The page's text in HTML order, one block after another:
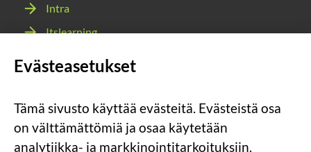
Intra
Itslearning
Sosiaalinen
media:
Sosiaalinen
media:
Sosiaalinen
media:
Sosiaalinen
media:
Evästeasetukset
Tämä sivusto käyttää evästeitä. Evästeistä osa
on välttämättömiä ja osaa käytetään
analytiikka- ja markkinointitarkoituksiin.